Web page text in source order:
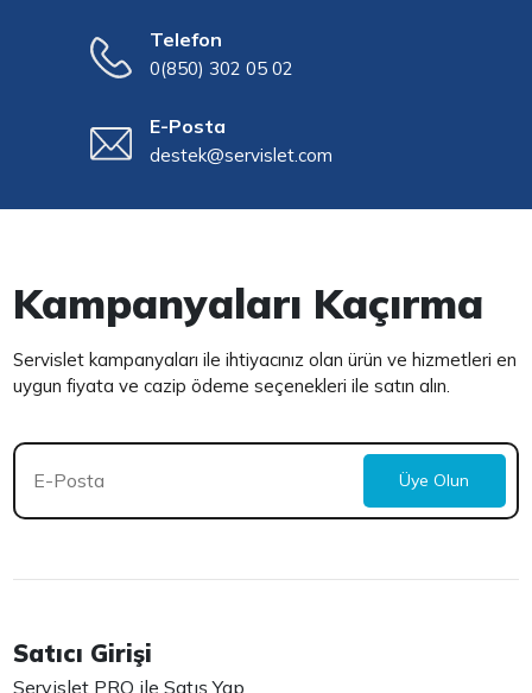
Telefon
0(850) 302 05 02
E-Posta
destek@servislet.com
Kampanyaları Kaçırma
Servislet kampanyaları ile ihtiyacınız olan ürün ve hizmetleri en
uygun fiyata ve cazip ödeme seçenekleri ile satın alın.
Üye Olun
Satıcı Girişi
Servislet PRO ile Satış Yap